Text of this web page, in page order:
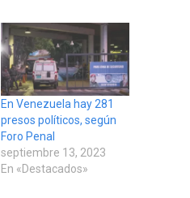
En Venezuela hay 281
presos políticos, según
Foro Penal
septiembre 13, 2023
En «Destacados»